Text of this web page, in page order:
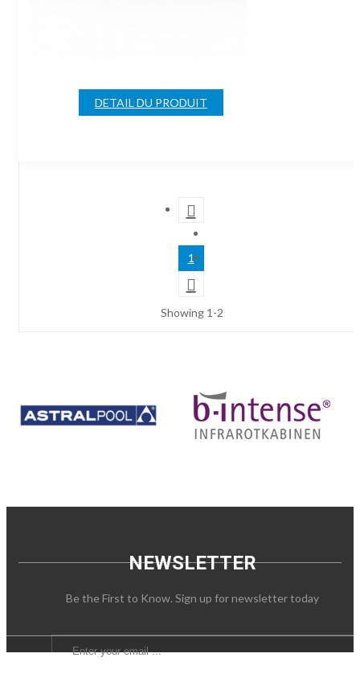
DETAIL DU PRODUIT

1

Showing 1-2
NEWSLETTER
Be the First to Know. Sign up for newsletter today